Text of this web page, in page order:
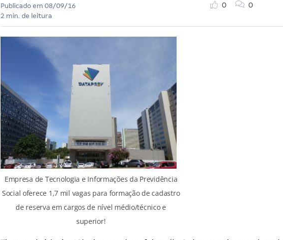
Publicado em 08/09/16
2 min. de leitura
0 0
Empresa de Tecnologia e Informações da Previdência
Social oferece 1,7 mil vagas para formação de cadastro
de reserva em cargos de nível médio/técnico e
superior!